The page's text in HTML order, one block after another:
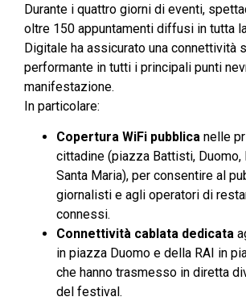
Durante i quattro giorni di eventi,
oltre 150 appuntamenti diffusi in tutta
Digitale ha assicurato una connettività
performante in tutti i principali punti
manifestazione.
In particolare:
Copertura WiFi pubblica nelle
cittadine (piazza Battisti, Duomo,
Santa Maria), per consentire al
giornalisti e agli operatori di
connessi.
Connettività cablata dedicata
in piazza Duomo e della RAI in
che hanno trasmesso in diretta
del festival.